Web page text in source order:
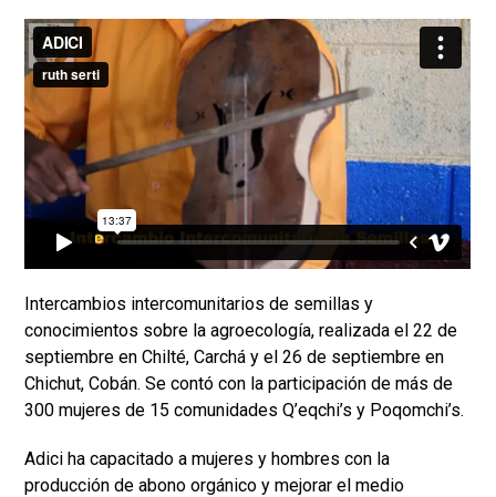
Intercambios intercomunitarios de semillas y
conocimientos sobre la agroecología, realizada el 22 de
septiembre en Chilté, Carchá y el 26 de septiembre en
Chichut, Cobán. Se contó con la participación de más de
300 mujeres de 15 comunidades Q’eqchi’s y Poqomchi’s.
Adici ha capacitado a mujeres y hombres con la
producción de abono orgánico y mejorar el medio